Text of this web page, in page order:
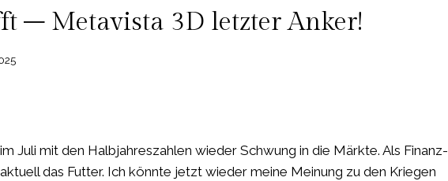
– Metavista 3D letzter Anker!
Juli mit den Halbjahreszahlen wieder Schwung in die Märkte. Als Finanz-
das Futter. Ich könnte jetzt wieder meine Meinung zu den Kriegen